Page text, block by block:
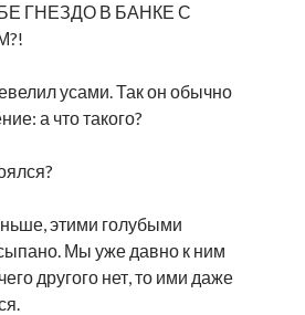
ГНЕЗДО В БАНКЕ С
усами. Так он обычно
а что такого?
этими голубыми
Мы уже давно к ним
другого нет, то ими даже